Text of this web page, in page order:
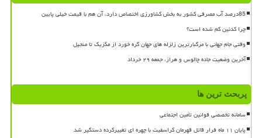
85درصد آب مصرفی کشور به بخش کشاورزی اختصاص دارد، آن هم با قیمت خیلی پایین
چرا کدئین کم شده است؟
وقتی جام جهانی با مرگبارترین زلزله های جهان گره خورد از مکزیک تا منجیل
آخرین وضعیت جاده چالوس و هراز، جمعه ۲۹ خرداد
پربحث ترین ها
سامانه تخصصی قوانین تأمین اجتماعی
پایان ۱۱ ماه فرار قاتل قهرمان کراسفیت با چهره ای تغییرکرده دستگیر شد